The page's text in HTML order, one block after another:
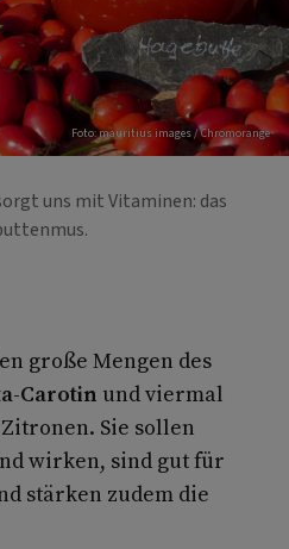
Foto: mauritius images / Chromorange
uns mit Vitaminen: das
große Mengen des
Carotin und viermal
Sie sollen
wirken, sind gut für
stärken zudem die